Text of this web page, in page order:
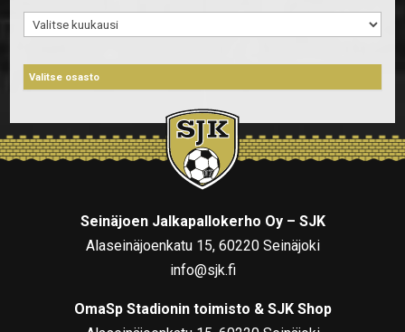
Arkistot
Seinäjoen Jalkapallokerho Oy – SJK
Alaseinäjoenkatu 15, 60220 Seinäjoki
info@sjk.fi
OmaSp Stadionin toimisto & SJK Shop